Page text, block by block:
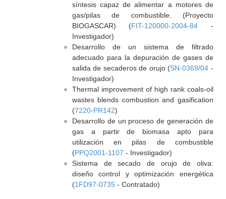
síntesis capaz de alimentar a motores de
gas/pilas de combustible. (Proyecto
BIOGASCAR) (FIT-120000-2004-84 -
Investigador)
Desarrollo de un sistema de filtrado
adecuado para la depuración de gases de
salida de secaderos de orujo (SN-0369/04 -
Investigador)
Thermal improvement of high rank coals-oil
wastes blends combustion and gasification
(7220-PR142)
Desarrollo de un proceso de generación de
gas a partir de biomasa apto para
utilización en pilas de combustible
(PPQ2001-1107 - Investigador)
Sistema de secado de orujo de oliva:
diseño control y optimización energética
(1FD97-0735- Contratado)